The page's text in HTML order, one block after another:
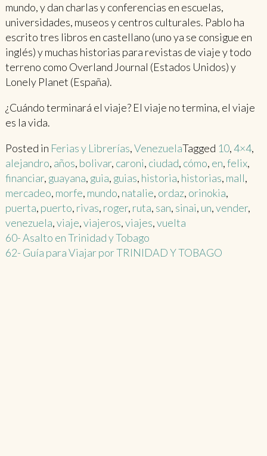
mundo, y dan charlas y conferencias en escuelas,
universidades, museos y centros culturales. Pablo ha
escrito tres libros en castellano (uno ya se consigue en
inglés) y muchas historias para revistas de viaje y todo
terreno como Overland Journal (Estados Unidos) y
Lonely Planet (España).
¿Cuándo terminará el viaje? El viaje no termina, el viaje
es la vida.
Posted in Ferias y Librerías,VenezuelaTagged 10,4×4,
alejandro, años, bolivar, caroni, ciudad, cómo, en,felix,
financiar, guayana, guia, guias, historia, historias, mall,
mercadeo, morfe, mundo, natalie, ordaz, orinokia,
puerta, puerto, rivas, roger, ruta, san, sinai, un,vender,
venezuela,viaje,viajeros,viajes,vuelta
Post
navigation
60- Asalto en Trinidad y Tobago
62- Guía para Viajar por TRINIDAD Y TOBAGO